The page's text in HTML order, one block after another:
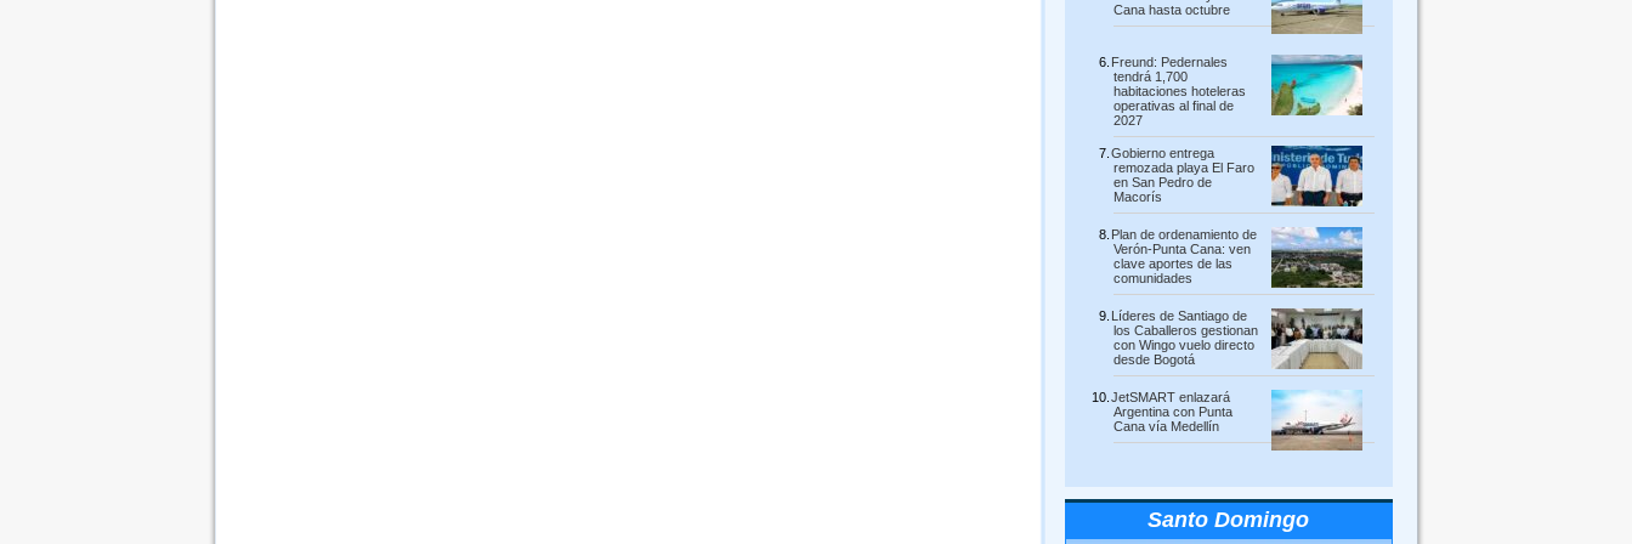
Cana hasta octubre
Freund: Pedernales
tendrá 1,700
habitaciones hoteleras
operativas al final de
2027
Gobierno entrega
remozada playa El Faro
en San Pedro de
Macorís
Plan de ordenamiento de
Verón-Punta Cana: ven
clave aportes de las
comunidades
Líderes de Santiago de
los Caballeros gestionan
con Wingo vuelo directo
desde Bogotá
JetSMART enlazará
Argentina con Punta
Cana vía Medellín
Santo Domingo